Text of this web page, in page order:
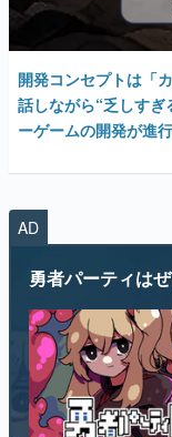
運営：株式会社マレ
開発コンセプトは「
話しながら“乏しす
ーゲームの開発が進
AD
勇者パーティは